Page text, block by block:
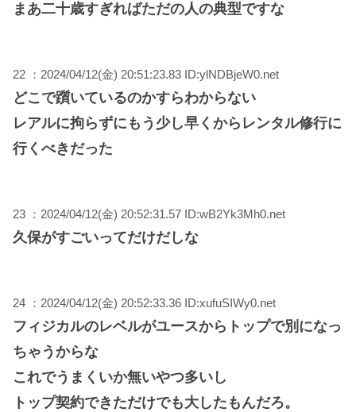
まあ二十歳すぎればただの人の典型ですな
22 ：2024/04/12(金) 20:51:23.83 ID:ylNDBjeW0.net
どこで躓いているのかすらわからない
レアルに拘らずにもう少し早くからレンタル修行に
行くべきだった
23 ：2024/04/12(金) 20:52:31.57 ID:wB2Yk3Mh0.net
久保がすごいってだけだしな
24 ：2024/04/12(金) 20:52:33.36 ID:xufuSIWy0.net
フィジカルのレベルがユースからトップで別になっ
ちゃうからな
これでうまくいか無いやつ多いし
トップ契約できただけでも大したもんだろ。